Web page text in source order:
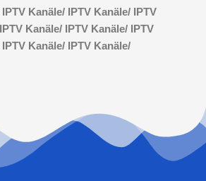
IPTV Kanäle/ IPTV Kanäle/
IPTV
IPTV Kanäle/ IPTV Kanäle/
IPTV
IPTV Kanäle/ IPTV Kanäle/